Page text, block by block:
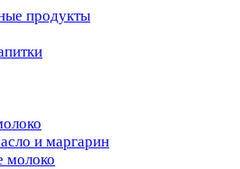
продукты
и маргарин
молоко